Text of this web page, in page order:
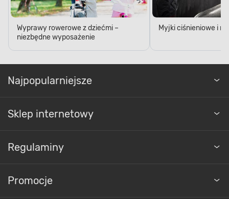
Wyprawy rowerowe z dziećmi –
niezbędne wyposażenie
Myjki ciśnieniowe i
Najpopularniejsze
Sklep internetowy
Regulaminy
Promocje